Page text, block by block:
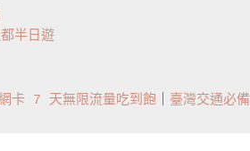
半日遊
卡 7 天無限流量吃到飽 臺灣交通必